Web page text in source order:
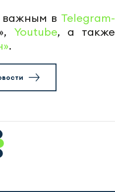
в Telegram-
Youtube, а также
.